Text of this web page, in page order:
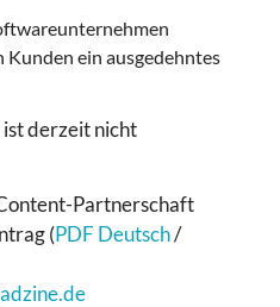
ein ausgedehntes
derzeit nicht
Partnerschaft
(PDF Deutsch/